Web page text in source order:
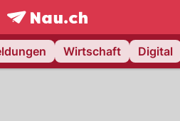
frontpage.NAU.ch
Wirtschaft Digital